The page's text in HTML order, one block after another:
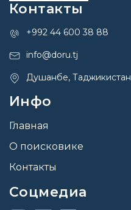
Контакты
+992 44 600 38 88
info@doru.tj
Душанбе, Таджикистан
Инфо
Главная
О поисковике
Контакты
Соцмедиа